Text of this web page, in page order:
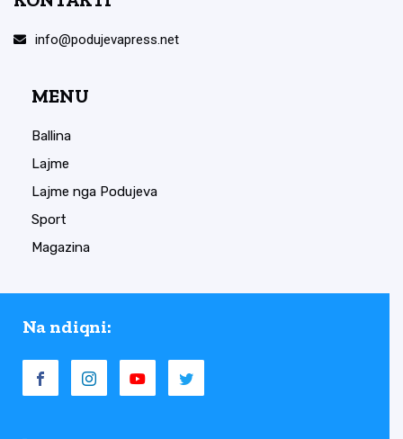
info@podujevapress.net
MENU
Ballina
Lajme
Lajme nga Podujeva
Sport
Magazina
Na ndiqni: